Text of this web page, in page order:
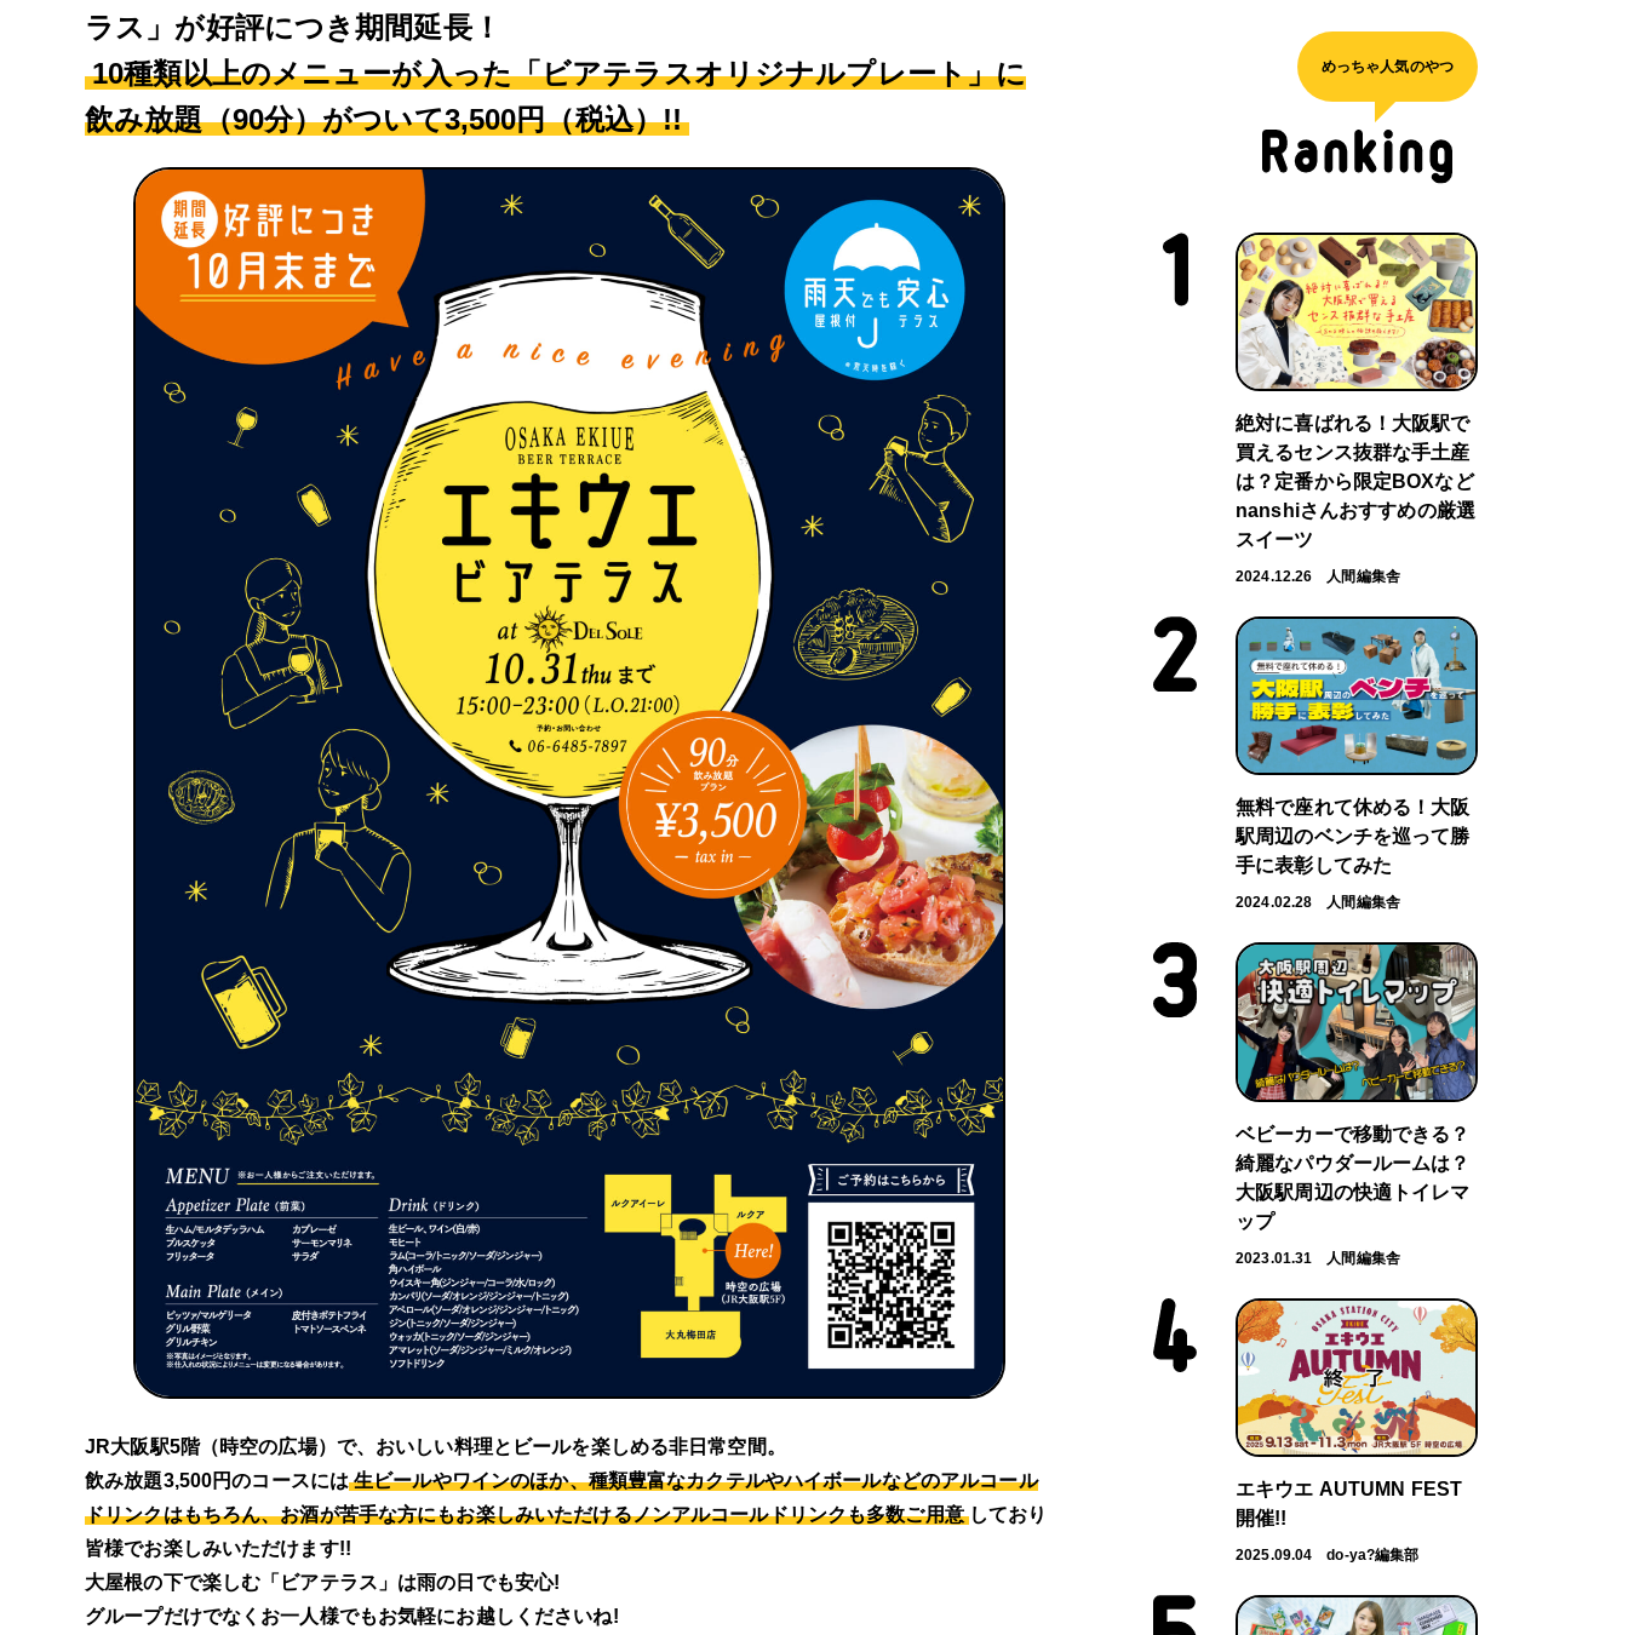
ラス」が好評につき期間延長！
10種類以上のメニューが入った「ビアテラスオリジナルプレート」に
飲み放題（90分）がついて3,500円（税込）!!
JR大阪駅5階（時空の広場）で、おいしい料理とビールを楽しめる非日常空間。
飲み放題3,500円のコースには 生ビールやワインのほか、種類豊富なカクテルやハイボールなどのアルコール
ドリンクはもちろん、お酒が苦手な方にもお楽しみいただけるノンアルコールドリンクも多数ご用意 しており
皆様でお楽しみいただけます!!
大屋根の下で楽しむ「ビアテラス」は雨の日でも安心!
グループだけでなくお一人様でもお気軽にお越しくださいね!
めっちゃ人気のやつ
絶対に喜ばれる！大阪駅で
買えるセンス抜群な手土産
は？定番から限定BOXなど
nanshiさんおすすめの厳選
スイーツ
2024.12.26 人間編集舎
無料で座れて休める！大阪
駅周辺のベンチを巡って勝
手に表彰してみた
2024.02.28 人間編集舎
ベビーカーで移動できる？
綺麗なパウダールームは？
大阪駅周辺の快適トイレマ
ップ
2023.01.31 人間編集舎
エキウエ AUTUMN FEST
開催!!
2025.09.04 do-ya?編集部